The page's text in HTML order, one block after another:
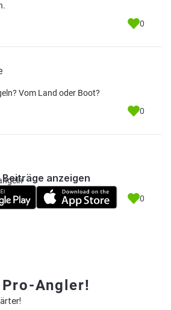
0
Vom Land oder Boot?
0
0
Beiträge anzeigen
Angler!